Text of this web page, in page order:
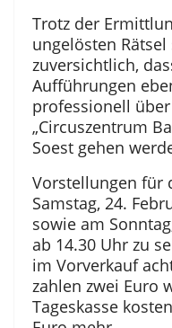
Trotz der
ungelösten
zuversichtlich,
Aufführungen
professionell
„Circuszentrum
Soest gehen
Vorstellungen für
Samstag, 24.
sowie am
ab 14.30 Uhr zu
im Vorverkauf
zahlen zwei Euro
Tageskasse